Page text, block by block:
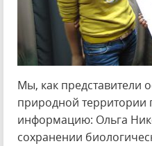
Мы, как представители
природной территории
информацию: Ольга
сохранении